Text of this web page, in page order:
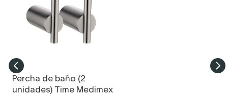
Percha de baño (2
unidades) Time Medimex